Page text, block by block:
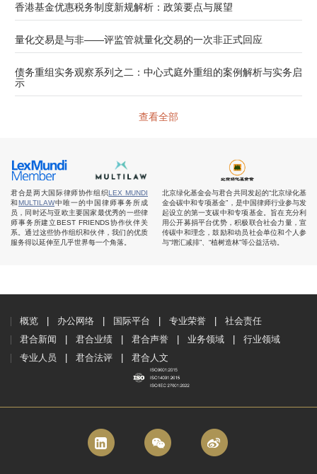
香港基金优惠税务制度新规解析：政策要点与展望
量化交易是与非——评监管就量化交易的一次非正式回应
债务重组实务观察系列之二：中心式庭外重组的案例解析与实务启
示
查看全部
君合是两大国际律师协作组织LEX MUNDI
和MULTILAW中唯一的中国律师事务所成
员，同时还与亚欧主要国家最优秀的一些律
师事务所建立BEST FRIENDS协作伙伴关
系。通过这些协作组织和伙伴，我们的优质
服务得以延伸至几乎世界每一个角落。
北京绿化基金会与君合共同发起的“北京绿化基
金会碳中和专项基金”，是中国律师行业参与发
起设立的第一支碳中和专项基金。旨在充分利
用公开募捐平台优势，积极联合社会力量，宣
传碳中和理念，鼓励和动员社会单位和个人参
与“增汇减排”、“植树造林”等公益活动。
概览 办公网络 国际平台 专业荣誉
社会责任
君合新闻
君合业绩 君合声誉 业务领域
行业领域
专业人员
君合法评 君合人文